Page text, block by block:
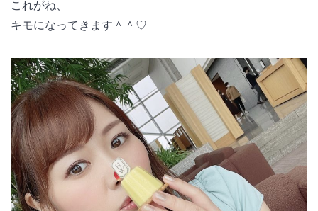
これがね、
キモになってきます＾＾♡